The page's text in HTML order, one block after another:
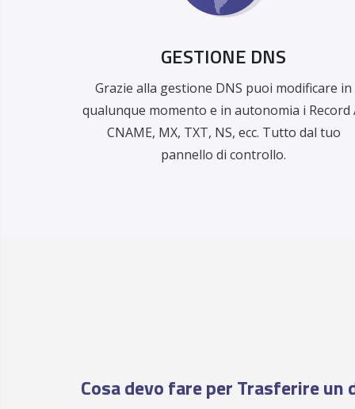
GESTIONE DNS
Grazie alla gestione DNS puoi modificare in
qualunque momento e in autonomia i Record
CNAME, MX, TXT, NS, ecc. Tutto dal tuo
pannello di controllo.
Cosa devo fare per Trasferire un